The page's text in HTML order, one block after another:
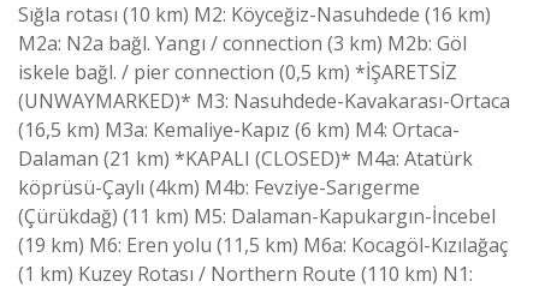
Sığla rotası (10 km) M2: Köyceğiz-Nasuhdede (16 km)
M2a: N2a bağl. Yangı / connection (3 km) M2b: Göl
iskele bağl. / pier connection (0,5 km) *İŞARETSİZ
(UNWAYMARKED)* M3: Nasuhdede-Kavakarası-Ortaca
(16,5 km) M3a: Kemaliye-Kapız (6 km) M4: Ortaca-
Dalaman (21 km) *KAPALI (CLOSED)* M4a: Atatürk
köprüsü-Çaylı (4km) M4b: Fevziye-Sarıgerme
(Çürükdağ) (11 km) M5: Dalaman-Kapukargın-İncebel
(19 km) M6: Eren yolu (11,5 km) M6a: Kocagöl-Kızılağaç
(1 km) Kuzey Rotası / Northern Route (110 km) N1: